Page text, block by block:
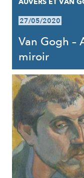
27/05/2020
Van Gogh –
miroir